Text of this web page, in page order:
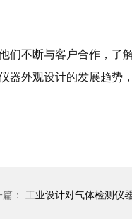
不断与客户合作，了
外观设计的发展趋势
： 工业设计对气体检测仪